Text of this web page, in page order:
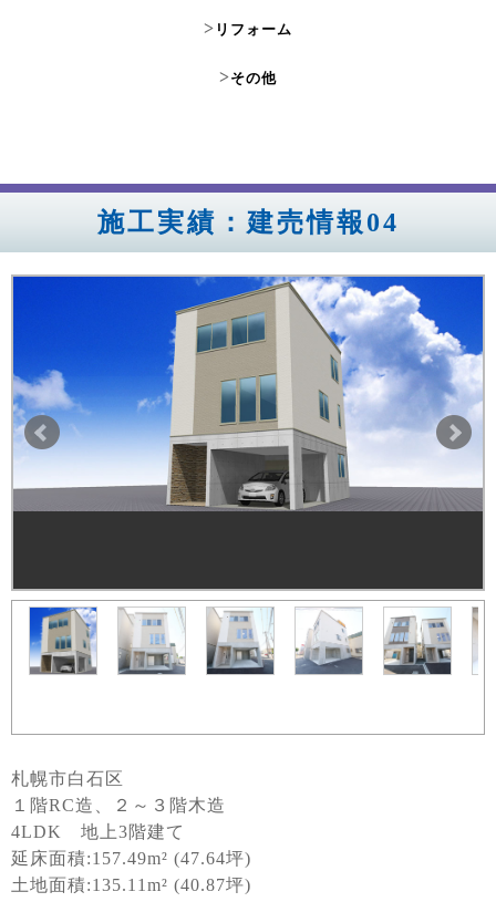
> リフォーム
>その他
施工実績：建売情報04
札幌市白石区
１階RC造、２～３階木造
4LDK 地上3階建て
延床面積:157.49m² (47.64坪)
土地面積:135.11m² (40.87坪)